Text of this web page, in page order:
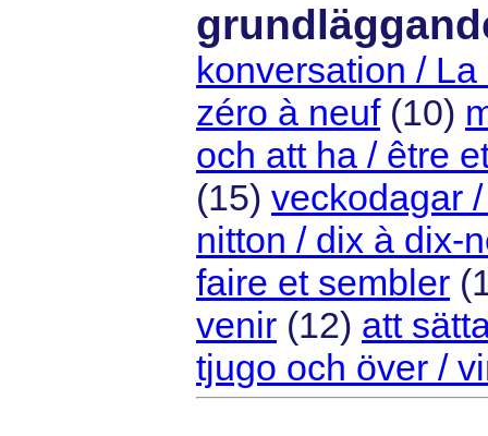
konversation /
zéro à neuf(10)
och att ha / être
(15) veckodagar
nitton / dix à dix-
faire et sembler
venir (12) att
tjugo och över /